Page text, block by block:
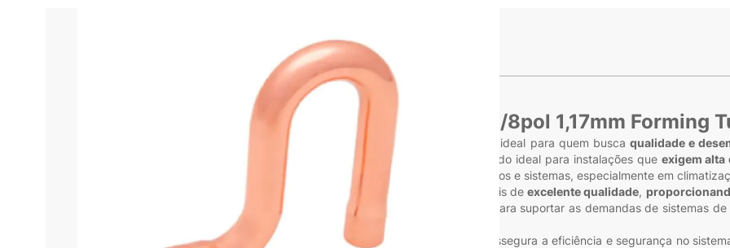
Sifão S Conexão Cobre 1.1/8pol 1,17mm Forming
O Sifão S Conexão Cobre 1.1/8pol 1,17mm Forming Tubing SS118 é a escolha ideal para quem busca qualidade e
cobre e espessura de 1,17mm, ele proporciona resistência e durabilidade, sendo ideal para instalações que exigem
necessária para adaptação em diversos tipos de projetos e sistemas, especialmente em
Este sifão foi desenvolvido para garantir o melhor funcionamento, com materiais deexcelente qualidade,
resistência do cobre e a espessura do tubo tornam o produto robusto, ideal para suportar as demandas de sistemas
com diversas conexões fazem do Sifão SS118 uma escolha prática e confiável.
Com o Sifão S Conexão Cobre 1.1/8pol 1,17mm Forming Tubing SS118, você assegura a eficiência e segurança no
Características técnicas